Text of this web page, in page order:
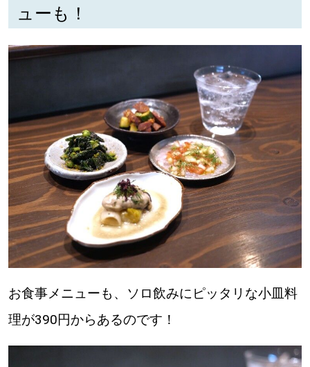
ゆるむ
SitakkeTV
all
札幌
道北
道南
道央
ューも！
お食事メニューも、ソロ飲みにピッタリな小皿料
理が390円からあるのです！